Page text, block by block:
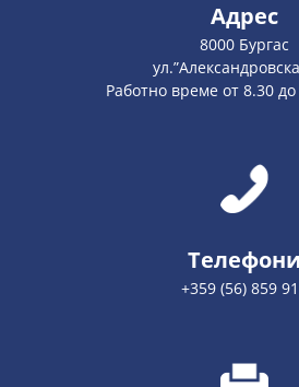
Адрес
8000 Бургас
Работно време от 8.30
Телефони
+359 (56) 859